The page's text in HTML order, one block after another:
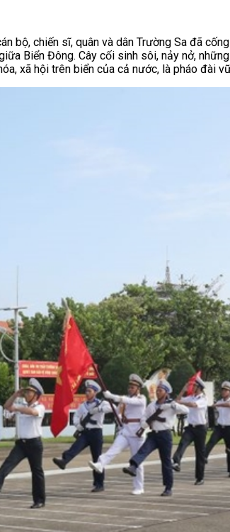
bộ, chiến sĩ, quân và dân Trường Sa đã
Biển Đông. Cây cối sinh sôi, nảy nở,
xã hội trên biển của cả nước, là pháo đài